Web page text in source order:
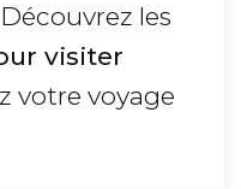
les
visiter
votre voyage